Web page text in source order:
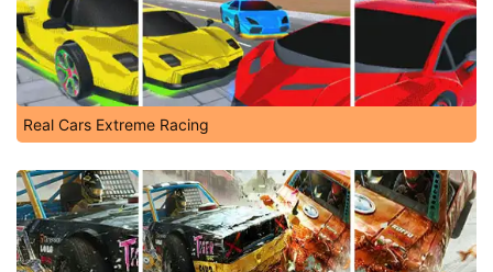
Real Cars Extreme Racing